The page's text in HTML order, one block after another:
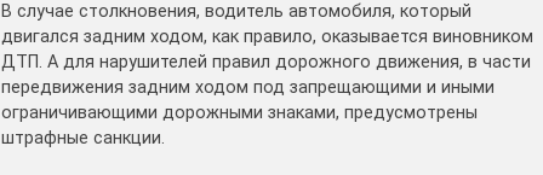
В случае столкновения, водитель автомобиля, который
двигался задним ходом, как правило, оказывается виновником
ДТП. А для нарушителей правил дорожного движения, в части
передвижения задним ходом под запрещающими и иными
ограничивающими дорожными знаками, предусмотрены
штрафные санкции.